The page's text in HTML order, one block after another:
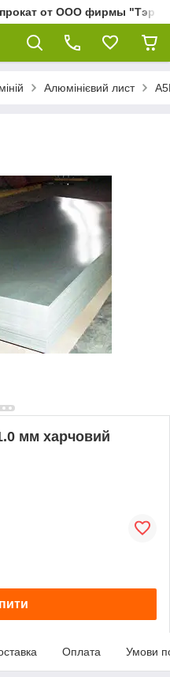
от ООО фирмы "Тэра"
Алюмінієвий лист
мм харчовий
Оплата Умови